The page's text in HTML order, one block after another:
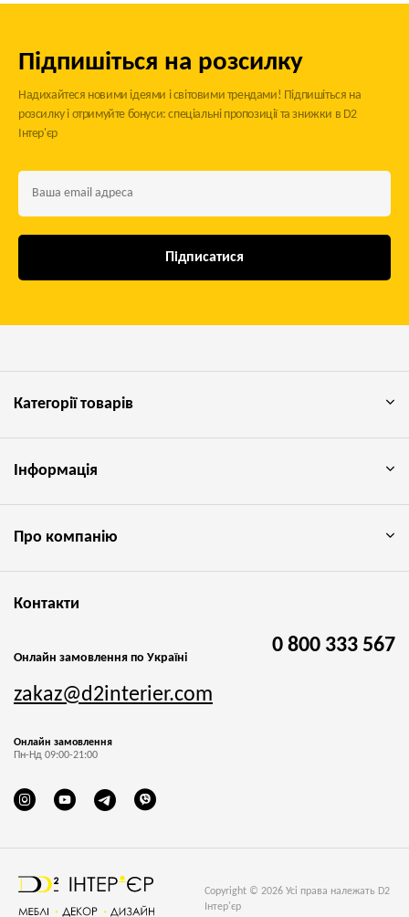
Підпишіться на розсилку
Надихайтеся новими ідеями і світовими трендами! Підпишіться на
розсилку і отримуйте бонуси: спеціальні пропозиції та знижки в D2
Інтер'єр
Підписатися
Copyright © 2026 Усі права належать D2
Інтер'єр
Категорії товарів
Інформація
Про компанію
Контакти
Онлайн замовлення по Україні
0 800 333 567
zakaz@d2interier.com
Онлайн замовлення
Пн-Нд 09:00-21:00